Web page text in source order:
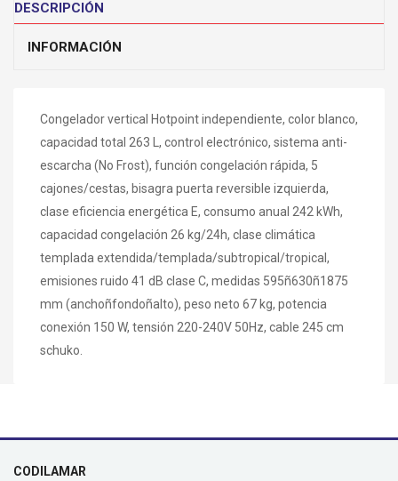
DESCRIPCIÓN
INFORMACIÓN
Congelador vertical Hotpoint independiente, color blanco,
capacidad total 263 L, control electrónico, sistema anti-
escarcha (No Frost), función congelación rápida, 5
cajones/cestas, bisagra puerta reversible izquierda,
clase eficiencia energética E, consumo anual 242 kWh,
capacidad congelación 26 kg/24h, clase climática
templada extendida/templada/subtropical/tropical,
emisiones ruido 41 dB clase C, medidas 595ñ630ñ1875
mm (anchoñfondoñalto), peso neto 67 kg, potencia
conexión 150 W, tensión 220-240V 50Hz, cable 245 cm
schuko.
CODILAMAR